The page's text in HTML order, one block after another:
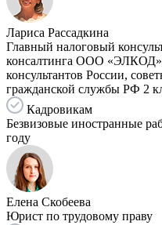
Лариса Рассадкина
Главный налоговый
консалтинга ООО
консультантов России,
гражданской службы РФ 2
Кадровикам
Безвизовые иностранные
году
Елена Скобеева
Юрист по трудовому праву